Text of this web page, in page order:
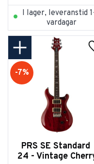
I lager, leveranstid
vardagar
PRS SE Standard
24 - Vintage
7%